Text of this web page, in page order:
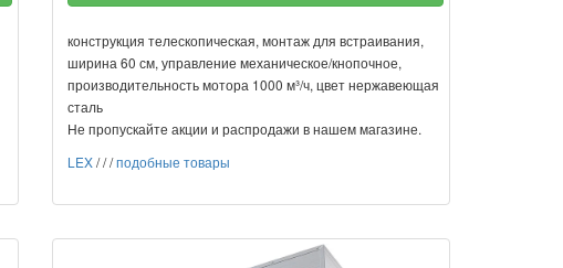
конструкция телескопическая, монтаж для встраивания,
ширина 60 см, управление механическое/кнопочное,
производительность мотора 1000 м³/ч, цвет нержавеющая
сталь
Не пропускайте акции и распродажи в нашем магазине.
LEX///подобные товары